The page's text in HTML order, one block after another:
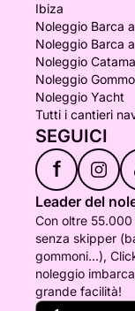
Ibiza
Noleggio Barca
Noleggio Barca
Noleggio
Noleggio
Noleggio Yacht
Tutti i cantieri
SEGUICI
f
Leader del
Con oltre
senza skipper
gommoni...),
noleggio
grande facilità!